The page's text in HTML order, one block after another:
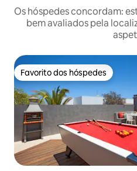
Os hóspedes concordam:
bem avaliados pela
Favorito dos hóspedes
Favorito dos hóspedes